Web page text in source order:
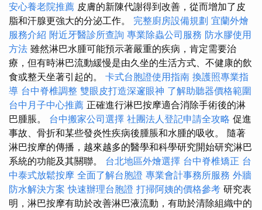
安心養老院推薦 皮膚的新陳代謝得到改善，從而增加了皮
脂和汗腺更強大的分泌工作。 完整廚房設備規劃 宜蘭外燴
服務介紹 附近牙醫診所查詢 專業除蟲公司服務 防水膠使用
方法 雖然淋巴水腫可能預示著嚴重的疾病，肯定需要治
療，但有時淋巴流動緩慢是由久坐的生活方式、不健康的飲
食或整天坐著引起的。 卡式台胞證使用指南 換護照專業指
導 台中脊椎調整 雙眼皮打造深邃眼神 了解助聽器價格範圍
台中月子中心推薦 正確進行淋巴按摩適合消除手術後的淋
巴腫脹。 台中搬家公司選擇 社團法人登記申請全攻略 促進
事故、骨折和某些發炎性疾病後腫脹和水腫的吸收。 隨著
淋巴按摩的傳播，越來越多的醫學和科學研究開始研究淋巴
系統的功能及其關聯。 台北地區外燴選擇 台中脊椎矯正 台
中泰式放鬆按摩 全面了解台胞證 專業會計事務所服務 外牆
防水解決方案 快速辦理台胞證 打掃阿姨的價格參考 研究表
明，淋巴按摩有助於改善淋巴液流動，有助於清除組織中的